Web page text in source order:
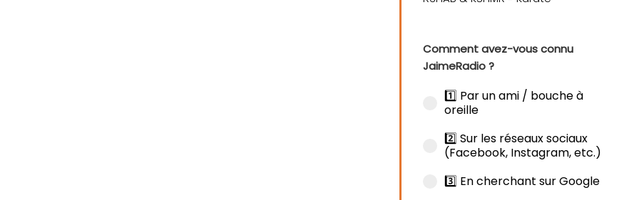
Comment avez-vous connu
JaimeRadio ?
1️⃣ Par un ami / bouche à
oreille
2️⃣ Sur les réseaux sociaux
(Facebook, Instagram, etc.)
3️⃣ En cherchant sur Google